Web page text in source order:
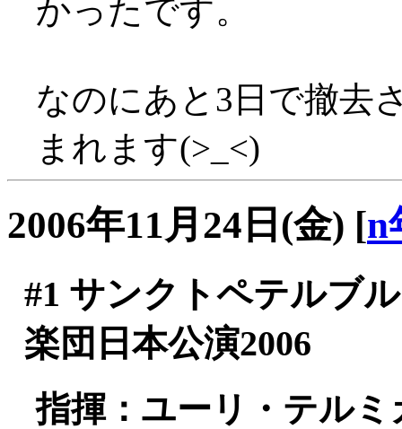
かったです。
なのにあと3日で撤去
まれます(>_<)
2006年11月24日(金) [n
#1 サンクトペテルブ
楽団日本公演2006
指揮：ユーリ・テルミ